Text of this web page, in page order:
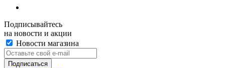
Подписывайтесь
на новости и акции
Новости магазина